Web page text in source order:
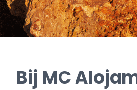
Bij MC